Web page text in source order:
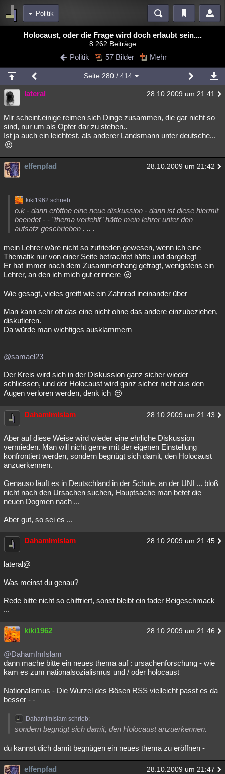
Politik
Bereiche
Blogs Videos
Chat Wiki Neuigkeiten
meine Rubriken
Menschen Mystery Kriminalfälle
Spiritualität Verschwörungen Technologie Ufologie
Natur Umfragen Unterhaltung
Philosophie Literatur
Musik
Übersichten
Lesenswert Schlüsselwörter
Holocaust, oder die Frage wird doch erlaubt sein....
8.262 Beiträge
Politik 57 Bilder Mehr
Seite 280/ 414
lateral 28.10.2009 um 21:41
Mir scheint,einige reimen sich Dinge zusammen, die gar nicht so
sind, nur um als Opfer dar zu stehen..
Ist ja auch ein leichtest, als anderer Landsmann unter deutsche...
elfenpfad 28.10.2009 um 21:42
kiki1962 schrieb:
o.k - dann eröffne eine neue diskussion - dann ist diese hiermit
beendet - - "thema verfehlt" hätte mein lehrer unter den
aufsatz geschrieben . .. .
mein Lehrer wäre nicht so zufrieden gewesen, wenn ich eine
Thematik nur von einer Seite betrachtet hätte und dargelegt
Er hat immer nach dem Zusammenhang gefragt, wenigstens ein
Lehrer, an den ich mich gut erinnere
Wie gesagt, vieles greift wie ein Zahnrad ineinander über
Man kann sehr oft das eine nicht ohne das andere einzubeziehen,
diskutieren.
Da würde man wichtiges ausklammern
@samael23
Der Kreis wird sich in der Diskussion ganz sicher wieder
schliessen, und der Holocaust wird ganz sicher nicht aus den
Augen verloren werden, denk ich
DahamImIslam 28.10.2009 um 21:43
Aber auf diese Weise wird wieder eine ehrliche Diskussion
vermieden. Man will nicht gerne mit der eigenen Einstellung
konfrontiert werden, sondern begnügt sich damit, den Holocaust
anzuerkennen.
Genauso läuft es in Deutschland in der Schule, an der UNI ... bloß
nicht nach den Ursachen suchen, Hauptsache man betet die
neuen Dogmen nach ...
Aber gut, so sei es ...
DahamImIslam 28.10.2009 um 21:45
lateral@
Was meinst du genau?
Rede bitte nicht so chiffriert, sonst bleibt ein fader Beigeschmack
...
kiki1962 28.10.2009 um 21:46
@DahamImIslam
dann mache bitte ein neues thema auf : ursachenforschung - wie
kam es zum nationalsozialismus und / oder holocaust
Nationalismus - Die Wurzel des Bösen RSS vielleicht passt es da
besser - -
DahamImIslam schrieb:
sondern begnügt sich damit, den Holocaust anzuerkennen.
du kannst dich damit begnügen ein neues thema zu eröffnen -
elfenpfad 28.10.2009 um 21:47